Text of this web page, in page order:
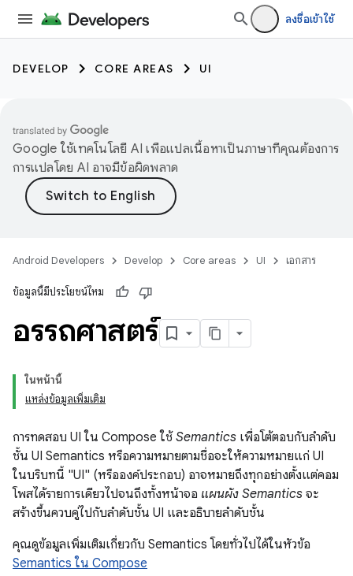
ลงชื่อเข้าใช้
DEVELOP CORE AREAS UI
Google ใช้เทคโนโลยี AI เพื่อแปลเนื้อหาเป็นภาษาที่คุณต้องการ
การแปลโดย AI อาจมีข้อผิดพลาด
Android Developers Develop Core areas UI เอกสาร
ข้อมูลนี้มีประโยชน์ไหม
อรรถศาสตร์
ในหน้านี้
แหล่งข้อมูลเพิ่มเติม
การทดสอบ UI ใน Compose ใช้ Semantics เพื่อโต้ตอบกับลำดับ
ชั้น UI Semantics หรือความหมายตามชื่อจะให้ความหมายแก่ UI
ในบริบทนี้ "UI" (หรือองค์ประกอบ) อาจหมายถึงทุกอย่างตั้งแต่คอม
โพสได้รายการเดียวไปจนถึงทั้งหน้าจอ แผนผัง Semantics จะ
สร้างขึ้นควบคู่ไปกับลำดับชั้น UI และอธิบายลำดับชั้น
คุณดูข้อมูลเพิ่มเติมเกี่ยวกับ Semantics โดยทั่วไปได้ในหัวข้อ
Semantics ใน Compose